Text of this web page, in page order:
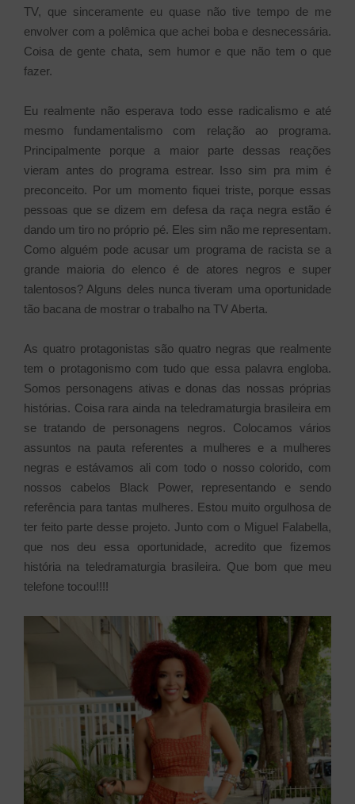
TV, que sinceramente eu quase não tive tempo de me
envolver com a polêmica que achei boba e desnecessária.
Coisa de gente chata, sem humor e que não tem o que
fazer.
Eu realmente não esperava todo esse radicalismo e até
mesmo fundamentalismo com relação ao programa.
Principalmente porque a maior parte dessas reações
vieram antes do programa estrear. Isso sim pra mim é
preconceito. Por um momento fiquei triste, porque essas
pessoas que se dizem em defesa da raça negra estão é
dando um tiro no próprio pé. Eles sim não me representam.
Como alguém pode acusar um programa de racista se a
grande maioria do elenco é de atores negros e super
talentosos? Alguns deles nunca tiveram uma oportunidade
tão bacana de mostrar o trabalho na TV Aberta.
As quatro protagonistas são quatro negras que realmente
tem o protagonismo com tudo que essa palavra engloba.
Somos personagens ativas e donas das nossas próprias
histórias. Coisa rara ainda na teledramaturgia brasileira em
se tratando de personagens negros. Colocamos vários
assuntos na pauta referentes a mulheres e a mulheres
negras e estávamos ali com todo o nosso colorido, com
nossos cabelos Black Power, representando e sendo
referência para tantas mulheres. Estou muito orgulhosa de
ter feito parte desse projeto. Junto com o Miguel Falabella,
que nos deu essa oportunidade, acredito que fizemos
história na teledramaturgia brasileira. Que bom que meu
telefone tocou!!!!